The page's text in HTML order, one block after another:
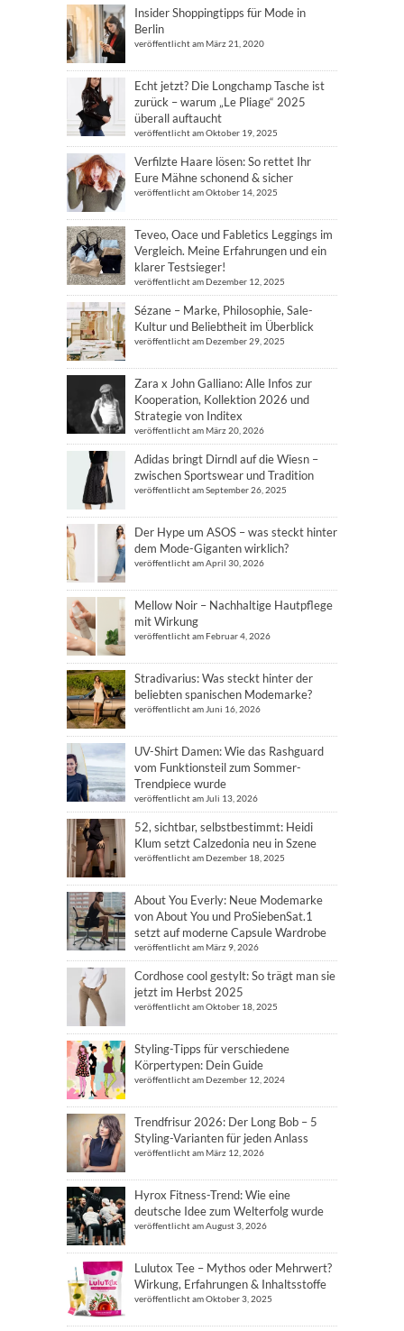
Insider Shoppingtipps für Mode in
Berlin
veröffentlicht am März 21, 2020
Echt jetzt? Die Longchamp Tasche ist
zurück – warum „Le Pliage“ 2025
überall auftaucht
veröffentlicht am Oktober 19, 2025
Verfilzte Haare lösen: So rettet Ihr
Eure Mähne schonend & sicher
veröffentlicht am Oktober 14, 2025
Teveo, Oace und Fabletics Leggings im
Vergleich. Meine Erfahrungen und ein
klarer Testsieger!
veröffentlicht am Dezember 12, 2025
Sézane – Marke, Philosophie, Sale-
Kultur und Beliebtheit im Überblick
veröffentlicht am Dezember 29, 2025
Zara x John Galliano: Alle Infos zur
Kooperation, Kollektion 2026 und
Strategie von Inditex
veröffentlicht am März 20, 2026
Adidas bringt Dirndl auf die Wiesn –
zwischen Sportswear und Tradition
veröffentlicht am September 26, 2025
Der Hype um ASOS – was steckt hinter
dem Mode-Giganten wirklich?
veröffentlicht am April 30, 2026
Mellow Noir – Nachhaltige Hautpflege
mit Wirkung
veröffentlicht am Februar 4, 2026
Stradivarius: Was steckt hinter der
beliebten spanischen Modemarke?
veröffentlicht am Juni 16, 2026
UV-Shirt Damen: Wie das Rashguard
vom Funktionsteil zum Sommer-
Trendpiece wurde
veröffentlicht am Juli 13, 2026
52, sichtbar, selbstbestimmt: Heidi
Klum setzt Calzedonia neu in Szene
veröffentlicht am Dezember 18, 2025
About You Everly: Neue Modemarke
von About You und ProSiebenSat.1
setzt auf moderne Capsule Wardrobe
veröffentlicht am März 9, 2026
Cordhose cool gestylt: So trägt man sie
jetzt im Herbst 2025
veröffentlicht am Oktober 18, 2025
Styling-Tipps für verschiedene
Körpertypen: Dein Guide
veröffentlicht am Dezember 12, 2024
Trendfrisur 2026: Der Long Bob – 5
Styling-Varianten für jeden Anlass
veröffentlicht am März 12, 2026
Hyrox Fitness-Trend: Wie eine
deutsche Idee zum Welterfolg wurde
veröffentlicht am August 3, 2026
Lulutox Tee – Mythos oder Mehrwert?
Wirkung, Erfahrungen & Inhaltsstoffe
veröffentlicht am Oktober 3, 2025